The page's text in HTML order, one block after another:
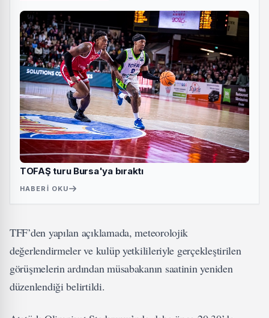
TOFAŞ turu Bursa'ya bıraktı
HABERI OKU
TFF’den yapılan açıklamada, meteorolojik
değerlendirmeler ve kulüp yetkilileriyle gerçekleştirilen
görüşmelerin ardından müsabakanın saatinin yeniden
düzenlendiği belirtildi.